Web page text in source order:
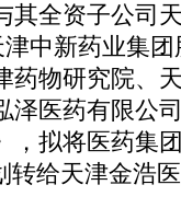
其全资子公司
中新药业集
药物研究院、
泽医药有限公
，拟将医药集
转给天津金浩